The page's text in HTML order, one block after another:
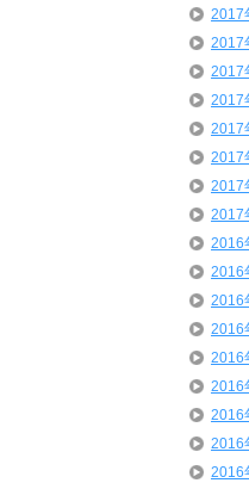
2017
2017
2017
2017
2017
2017
2017
2017
2016
2016
2016
2016
2016
2016
2016
2016
2016